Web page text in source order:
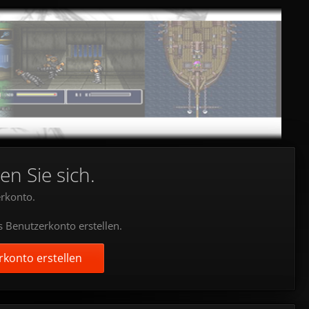
Sie sich.
Benutzerkonto erstellen.
erstellen